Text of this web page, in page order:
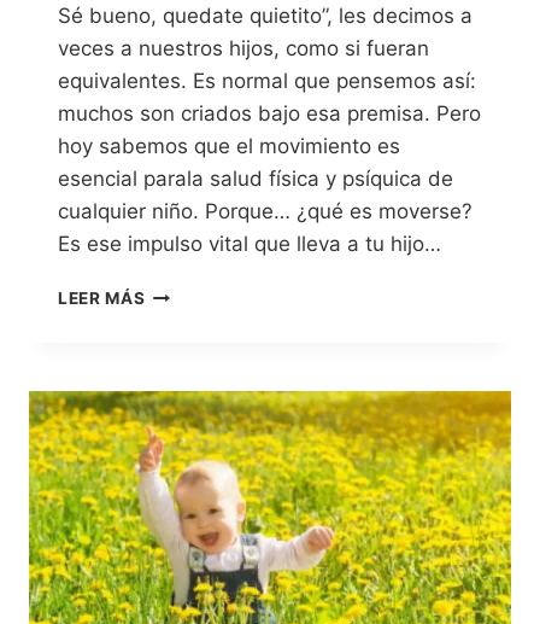
Sé bueno, quedate quietito”, les decimos a
veces a nuestros hijos, como si fueran
equivalentes. Es normal que pensemos así:
muchos son criados bajo esa premisa. Pero
hoy sabemos que el movimiento es
esencial parala salud física y psíquica de
cualquier niño. Porque… ¿qué es moverse?
Es ese impulso vital que lleva a tu hijo…
LEER MÁS